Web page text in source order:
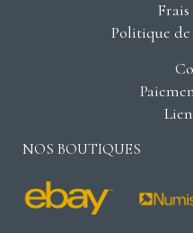
Politique
NOS BOUTIQUES